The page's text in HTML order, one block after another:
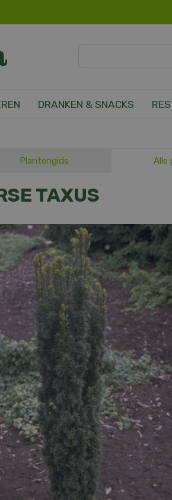
DRANKEN & SNACKS
Plantengids Alle
TAXUS